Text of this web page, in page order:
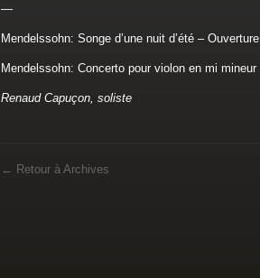
—
Mendelssohn: Songe d’une nuit d’été – Ouverture
Mendelssohn: Concerto pour violon en mi mineur
Renaud Capuçon, soliste
← Retour à Archives